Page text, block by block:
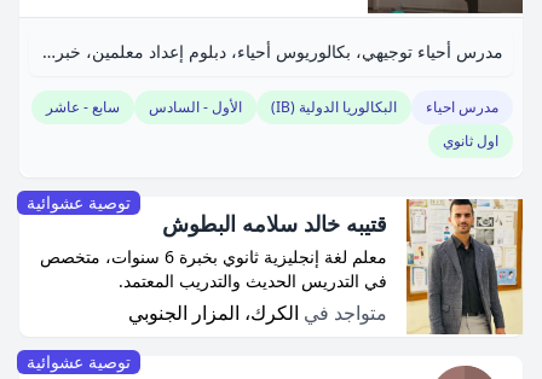
مدرس أحياء توجيهي، بكالوريوس أحياء، دبلوم إعداد معلمين، خبرة 6 سنوات.
مدرس احياء البكالوريا الدولية (IB) الأول - السادس
سابع - عاشر
اول ثانوي
توصية عشوائية
قتيبه خالد سلامه البطوش
معلم لغة إنجليزية ثانوي بخبرة 6 سنوات، متخصص
في التدريس الحديث والتدريب المعتمد.
متواجد في الكرك، المزار الجنوبي
توصية عشوائية